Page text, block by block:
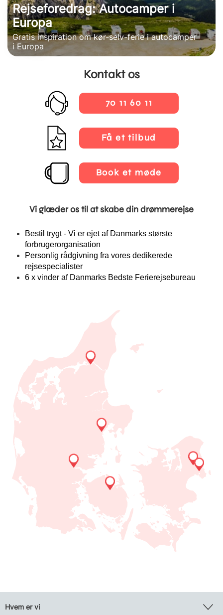
Rejseforedrag: Autocamper i
Europa
Gratis inspiration om kør-selv-ferie i autocamper
i Europa
Kontakt os
70 11 60 11
Få et tilbud
Book et møde
Vi glæder os til at skabe din drømmerejse
Bestil trygt - Vi er ejet af Danmarks største
forbrugerorganisation
Personlig rådgivning fra vores dedikerede
rejsespecialister
6 x vinder af Danmarks Bedste Ferierejsebureau
Hvem er vi